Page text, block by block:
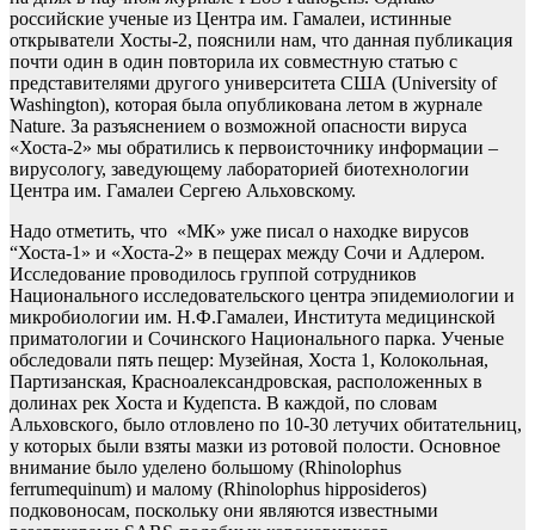
российские ученые из Центра им. Гамалеи, истинные
открыватели Хосты-2, пояснили нам, что данная публикация
почти один в один повторила их совместную статью с
представителями другого университета США (University of
Washington), которая была опубликована летом в журнале
Nature. За разъяснением о возможной опасности вируса
«Хоста-2» мы обратились к первоисточнику информации –
вирусологу, заведующему лабораторией биотехнологии
Центра им. Гамалеи Сергею Альховскому.
Надо отметить, что «МК» уже писал о находке вирусов
“Хоста-1» и «Хоста-2» в пещерах между Сочи и Адлером.
Исследование проводилось группой сотрудников
Национального исследовательского центра эпидемиологии и
микробиологии им. Н.Ф.Гамалеи, Института медицинской
приматологии и Сочинского Национального парка. Ученые
обследовали пять пещер: Музейная, Хоста 1, Колокольная,
Партизанская, Красноалександровская, расположенных в
долинах рек Хоста и Кудепста. В каждой, по словам
Альховского, было отловлено по 10-30 летучих обитательниц,
у которых были взяты мазки из ротовой полости. Основное
внимание было уделено большому (Rhinolophus
ferrumequinum) и малому (Rhinolophus hipposideros)
подковоносам, поскольку они являются известными